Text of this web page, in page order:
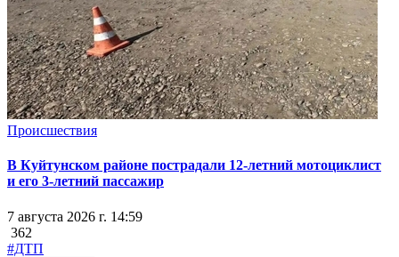
Происшествия
В Куйтунском районе пострадали 12-летний мотоциклист
и его 3-летний пассажир
7 августа 2026 г. 14:59
362
#ДТП